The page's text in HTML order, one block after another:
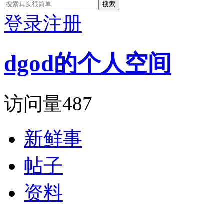
搜索
登录注册
dgod的个人空间
访问量487
新鲜事
帖子
资料